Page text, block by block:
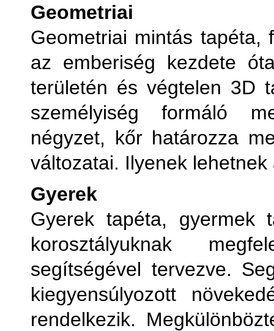
Geometriai
Geometriai mintás tapéta,
az emberiség kezdete
területén és végtelen 3D
személyiség formáló
négyzet, kőr határozza
változatai. Ilyenek
Gyerek
Gyerek tapéta, gyermek
korosztályuknak
segítségével tervezve.
kiegyensúlyozott
rendelkezik.